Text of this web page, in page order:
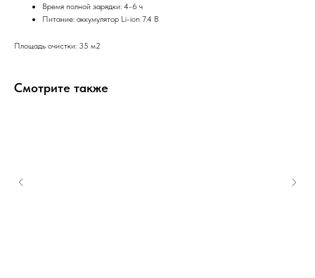
Время полной зарядки: 4-6 ч
Питание: аккумулятор Li-ion 7.4 В
Площадь очистки: 35 м2
Смотрите также